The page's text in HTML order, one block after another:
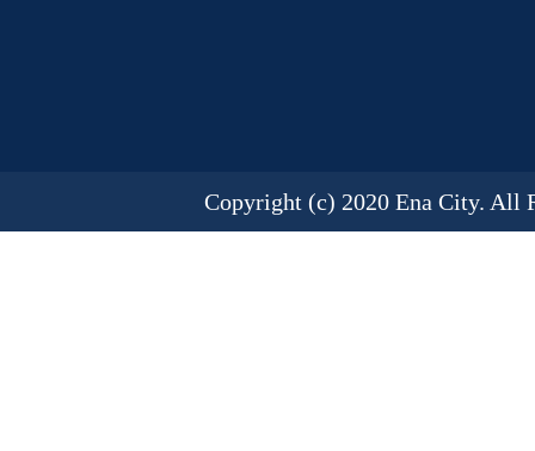
Copyright (c) 2020 Ena City. All